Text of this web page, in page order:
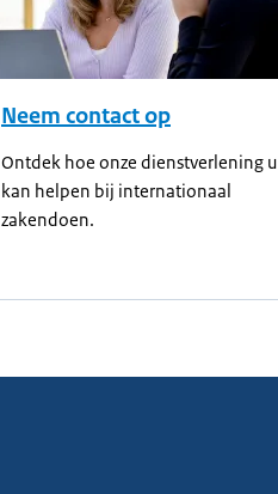
Neem contact op
Ontdek hoe onze dienstverlening u
kan helpen bij internationaal
zakendoen.